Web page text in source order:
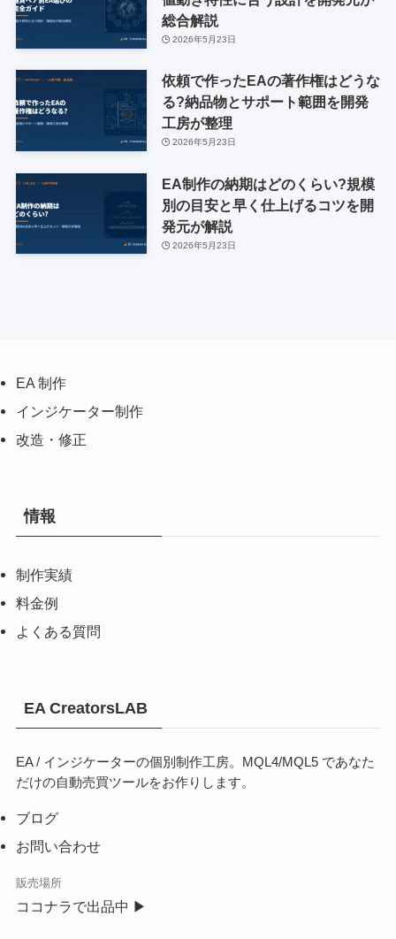
総合解説
2026年5月23日
依頼で作ったEAの著作権はどうな
る?納品物とサポート範囲を開発
工房が整理
2026年5月23日
EA制作の納期はどのくらい?規模
別の目安と早く仕上げるコツを開
発元が解説
2026年5月23日
EA 制作
インジケーター制作
改造・修正
情報
制作実績
料金例
よくある質問
EA CreatorsLAB
EA / インジケーターの個別制作工房。MQL4/MQL5 であなた
だけの自動売買ツールをお作りします。
ブログ
お問い合わせ
販売場所
ココナラで出品中 ▶